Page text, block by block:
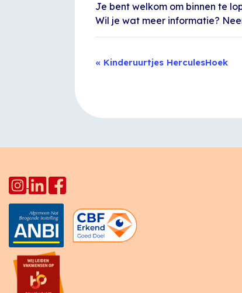
Je bent welkom om binnen te
Wil je wat meer informatie?
Evenement
« Kinderuurtjes HerculesHoek